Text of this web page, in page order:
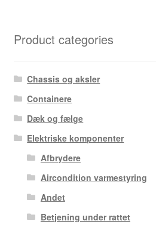
Product categories
Chassis og aksler
Containere
Dæk og fælge
Elektriske komponenter
Afbrydere
Aircondition varmestyring
Andet
Betjening under rattet